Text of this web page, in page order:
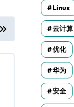
Linux
云计算
优化
华为
安全